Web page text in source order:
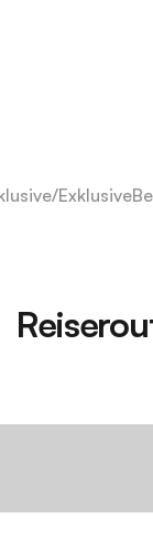
Exklusive